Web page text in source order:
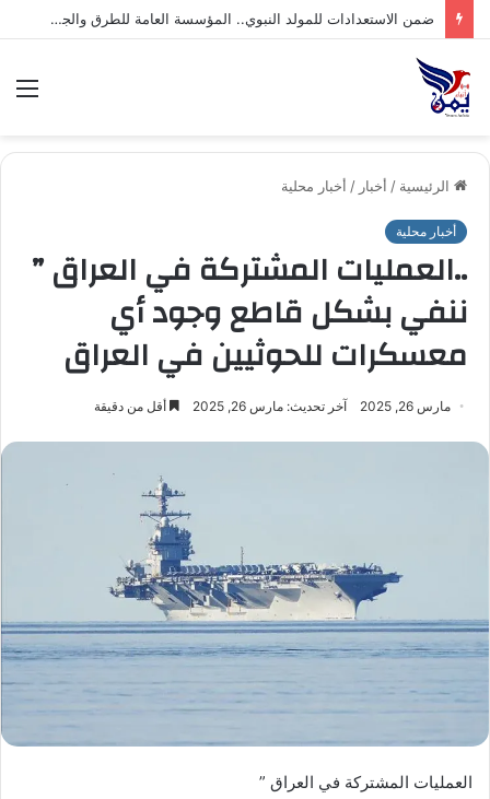
ضمن الاستعدادات للمولد النبوي.. المؤسسة العامة للطرق والجسور تنفذ أعمال التزيين وتفتتح جامعًا بمقرها بمدينة حجة
الرئيسية / أخبار / أخبار محلية
أخبار محلية
..العمليات المشتركة في العراق ”
ننفي بشكل قاطع وجود أي
معسكرات للحوثيين في العراق
مارس 26, 2025 آخر تحديث: مارس 26, 2025 أقل من دقيقة
العمليات المشتركة في العراق ”